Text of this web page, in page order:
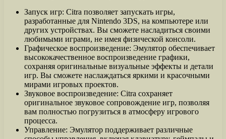
Запуск игр: Citra позволяет запускать игры,
разработанные для Nintendo 3DS, на компьютере или
других устройствах. Вы сможете насладиться своими
любимыми играми, не имея физической консоли.
Графическое воспроизведение: Эмулятор обеспечивает
высококачественное воспроизведение графики,
сохраняя оригинальные визуальные эффекты и детали
игр. Вы сможете наслаждаться яркими и красочными
мирами игровых проектов.
Звуковое воспроизведение: Citra сохраняет
оригинальное звуковое сопровождение игр, позволяя
вам полностью погрузиться в атмосферу игрового
процесса.
Управление: Эмулятор поддерживает различные